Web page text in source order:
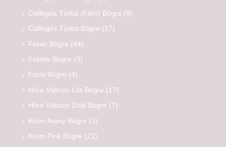
Csillogós Türkiz (Fém) Bögre (8)
Csillogós Türkiz Bögre (17)
Fehér Bögre (44)
Fekete Bögre (3)
Focis Bögre (4)
Hőre Változó Lila Bögre (17)
Hőre Változó Zöld Bögre (7)
Króm Arany Bögre (3)
Króm Pink Bögre (21)